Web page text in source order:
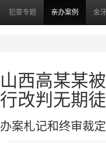
犯罪专题 亲办案例 金
山西高某某
行改判无期
办案札记和终审裁定